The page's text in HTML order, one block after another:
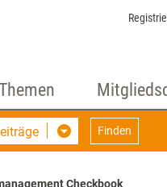
Finden
Checkbook